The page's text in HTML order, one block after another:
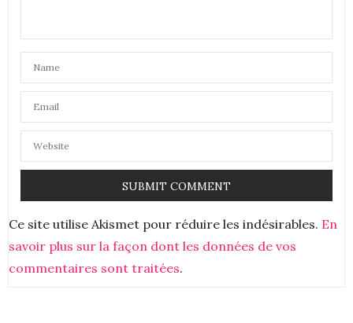
Ce site utilise Akismet pour réduire les indésirables. En
savoir plus sur la façon dont les données de vos
commentaires sont traitées.